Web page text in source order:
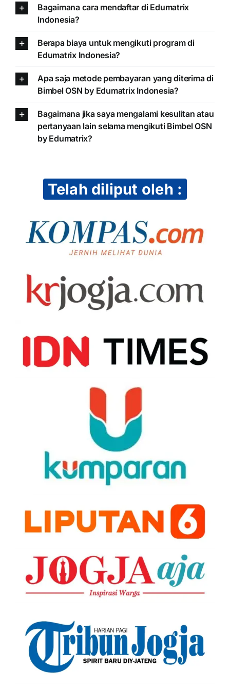
Bagaimana cara mendaftar di Edumatrix
Indonesia?
Berapa biaya untuk mengikuti program di
Edumatrix Indonesia?
Apa saja metode pembayaran yang diterima di
Bimbel OSN by Edumatrix Indonesia?
Bagaimana jika saya mengalami kesulitan atau
pertanyaan lain selama mengikuti Bimbel OSN
by Edumatrix?
Telah diliput oleh :